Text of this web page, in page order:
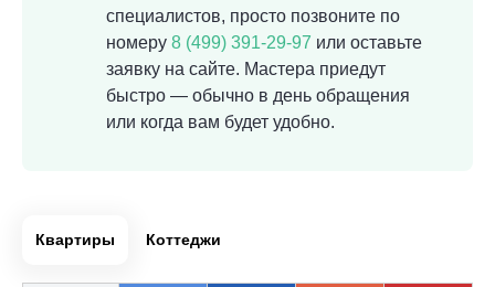
специалистов, просто позвоните по
номеру 8 (499) 391-29-97 или оставьте
заявку на сайте. Мастера приедут
быстро — обычно в день обращения
или когда вам будет удобно.
Квартиры Коттеджи